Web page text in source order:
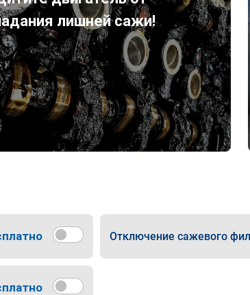
лишней сажи!
Отключение сажевого